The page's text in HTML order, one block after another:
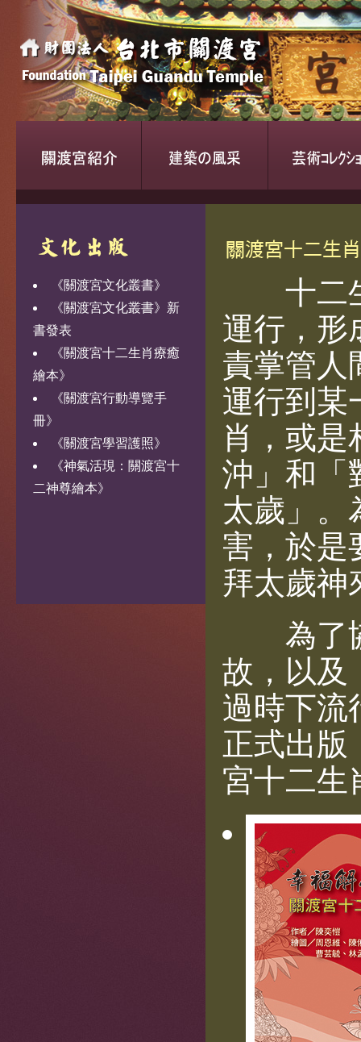
《關渡宮文化叢書》
《關渡宮文化叢書》新
書發表
《關渡宮十二生肖療癒
繪本》
《關渡宮行動導覽手
冊》
《關渡宮學習護照》
《神氣活現：關渡宮十
二神尊繪本》
十二生
運行，形
責掌管人
運行到某
肖，或是
沖」和「
太歲」。
害，於是
拜太歲神
為了協
故，以及
過時下流
正式出版
宮十二生